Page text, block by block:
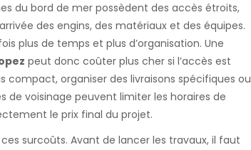
du bord de mer possèdent des accès étroits,
des engins, des matériaux et des équipes.
plus de temps et plus d’organisation. Une
peut donc coûter plus cher si l’accès est
compact, organiser des livraisons spécifiques ou
de voisinage peuvent limiter les horaires de
le prix final du projet.
surcoûts. Avant de lancer les travaux, il faut